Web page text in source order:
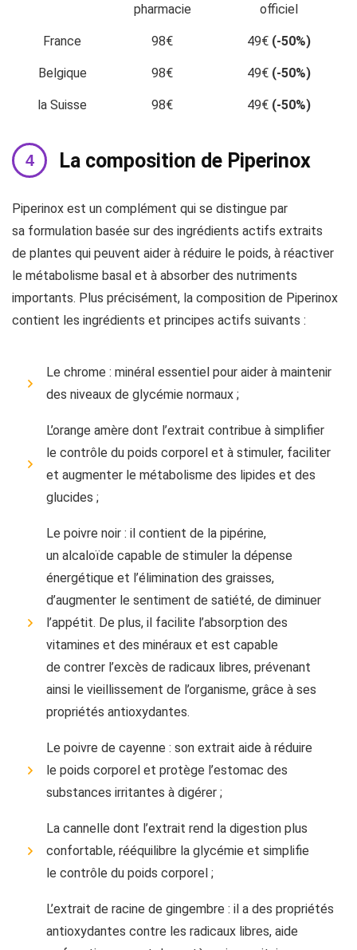
pharmacie
officiel
France 98€ 49€ (-50%)
Belgique 98€ 49€ (-50%)
la Suisse 98€ 49€ (-50%)
La composition de Piperinox
Piperinox est un complément qui se distingue par
sa formulation basée sur des ingrédients actifs extraits
de plantes qui peuvent aider à réduire le poids, à réactiver
le métabolisme basal et à absorber des nutriments
importants. Plus précisément, la composition de Piperinox
contient les ingrédients et principes actifs suivants :
Le chrome : minéral essentiel pour aider à maintenir
des niveaux de glycémie normaux ;
L’orange amère dont l’extrait contribue à simplifier
le contrôle du poids corporel et à stimuler, faciliter
et augmenter le métabolisme des lipides et des
glucides ;
Le poivre noir : il contient de la pipérine,
un alcaloïde capable de stimuler la dépense
énergétique et l’élimination des graisses,
d’augmenter le sentiment de satiété, de diminuer
l’appétit. De plus, il facilite l’absorption des
vitamines et des minéraux et est capable
de contrer l’excès de radicaux libres, prévenant
ainsi le vieillissement de l’organisme, grâce à ses
propriétés antioxydantes.
Le poivre de cayenne : son extrait aide à réduire
le poids corporel et protège l’estomac des
substances irritantes à digérer ;
La cannelle dont l’extrait rend la digestion plus
confortable, rééquilibre la glycémie et simplifie
le contrôle du poids corporel ;
L’extrait de racine de gingembre : il a des propriétés
antioxydantes contre les radicaux libres, aide